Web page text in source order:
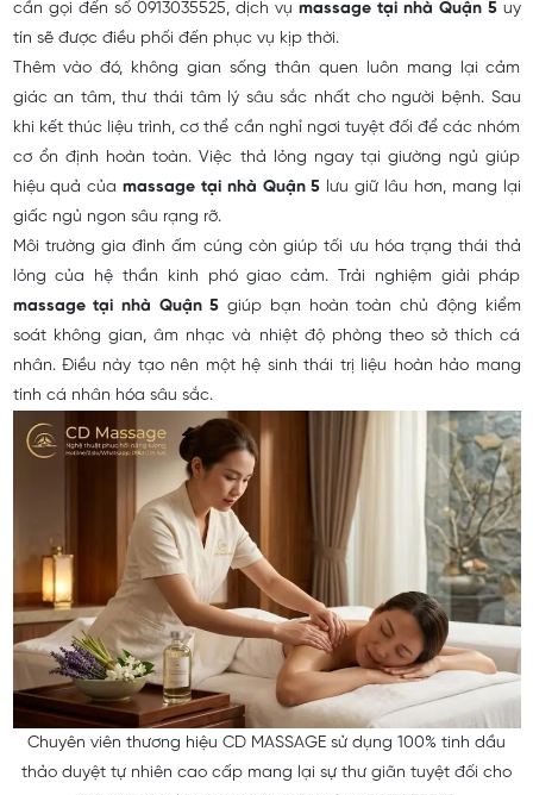
cần gọi đến số 0913035525, dịch vụ massage tại nhà Quận 5uy
tín sẽ được điều phối đến phục vụ kịp thời.
Thêm vào đó, không gian sống thân quen luôn mang lại cảm
giác an tâm, thư thái tâm lý sâu sắc nhất cho người bệnh. Sau
khi kết thúc liệu trình, cơ thể cần nghỉ ngơi tuyệt đối để các nhóm
cơ ổn định hoàn toàn. Việc thả lỏng ngay tại giường ngủ giúp
hiệu quả củamassage tại nhà Quận 5 lưu giữ lâu hơn, mang lại
giấc ngủ ngon sâu rạng rỡ.
Môi trường gia đình ấm cúng còn giúp tối ưu hóa trạng thái thả
lỏng của hệ thần kinh phó giao cảm. Trải nghiệm giải pháp
massage tại nhà Quận 5 giúp bạn hoàn toàn chủ động kiểm
soát không gian, âm nhạc và nhiệt độ phòng theo sở thích cá
nhân. Điều này tạo nên một hệ sinh thái trị liệu hoàn hảo mang
tính cá nhân hóa sâu sắc.
Chuyên viên thương hiệu CD MASSAGE sử dụng 100% tinh dầu
thảo duyệt tự nhiên cao cấp mang lại sự thư giãn tuyệt đối cho